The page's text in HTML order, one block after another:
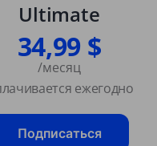
Ultimate
34,99 $
/месяц
ежегодно
Подписаться